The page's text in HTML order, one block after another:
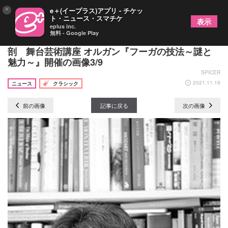
全3回でバッハの最高傑作「フーガの技法」を大解
剖 舞台芸術講座 オルガン『フーガの技法～謎と
魅力～』開催の画像3/9
SPICER
ニュース
クラシック 2021.11.19
前の画像 記事に戻る 次の画像
× e＋(イープラス)アプリ - チケッ
ト・ニュース・スマチケ
eplus inc.
無料 - Google Play
表示